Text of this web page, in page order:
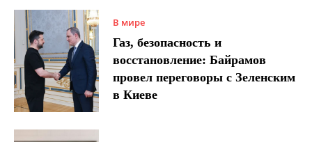
В мире
Газ, безопасность и
восстановление: Байрамов
провел переговоры с Зеленским
в Киеве